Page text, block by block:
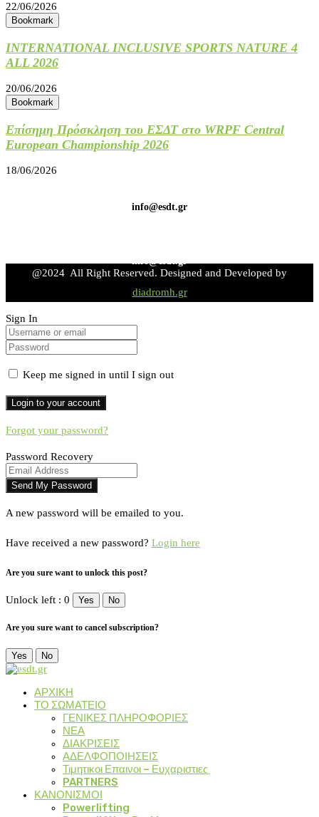
22/06/2026
Bookmark
INTERNATIONAL INCLUSIVE SPORTS NATURE 4
ALL 2026
20/06/2026
Bookmark
Επίσημη Πρόσκληση του ΕΣΔΤ στο WRPF Central
European Championship 2026
18/06/2026
info@esdt.gr
info@esdt.gr
@2024 All Right Reserved. Designed and Developed by
diadromh.gr
Sign In
Keep me signed in until I sign out
Forgot your password?
Password Recovery
A new password will be emailed to you.
Have received a new password? Login here
Are you sure want to unlock this post?
Unlock left : 0 Yes No
Are you sure want to cancel subscription?
Yes No
ΑΡΧΙΚΗ
ΤΟ ΣΩΜΑΤΕΙΟ
ΓΕΝΙΚΕΣ ΠΛΗΡΟΦΟΡΙΕΣ
ΝΕΑ
ΔΙΑΚΡΙΣΕΙΣ
ΑΔΕΛΦΟΠΟΙΗΣΕΙΣ
Τιμητικοι Επαινοι – Ευχαριστιες
PARTNERS
ΚΑΝΟΝΙΣΜΟΙ
Powerlifting